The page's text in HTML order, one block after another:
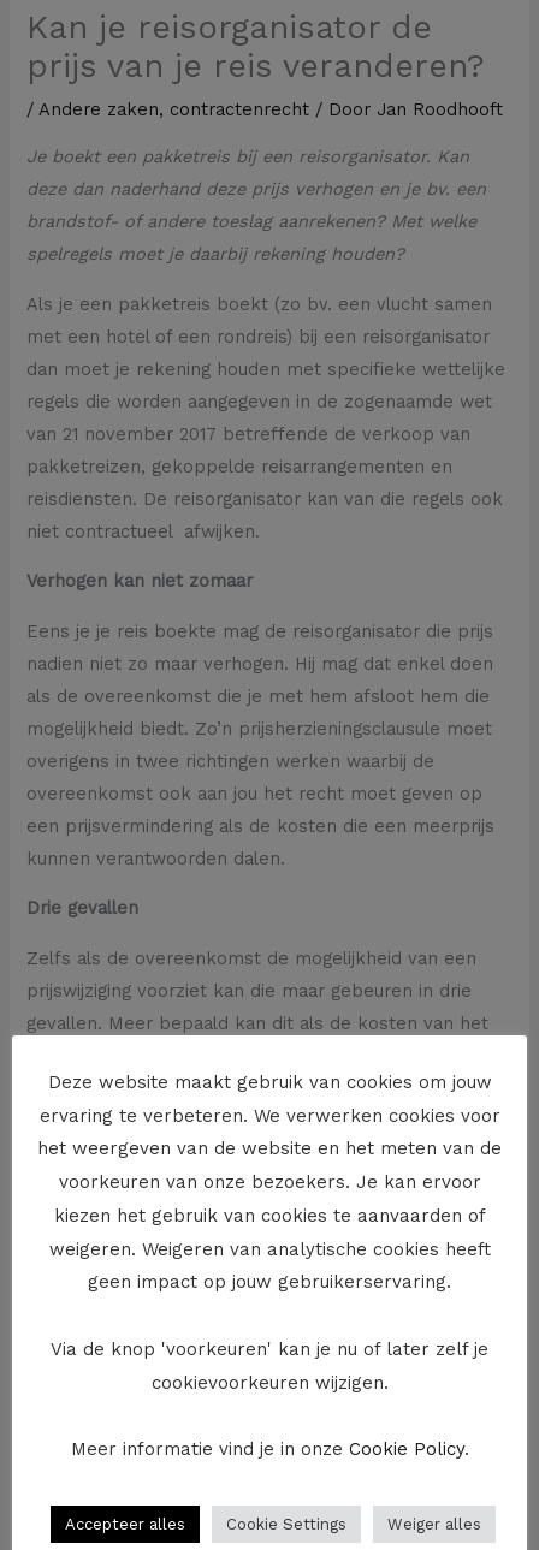
Kan je reisorganisator de
prijs van je reis veranderen?
/Andere zaken, contractenrecht / Door Jan Roodhooft
Je boekt een pakketreis bij een reisorganisator. Kan
deze dan naderhand deze prijs verhogen en je bv. een
brandstof- of andere toeslag aanrekenen? Met welke
spelregels moet je daarbij rekening houden?
Als je een pakketreis boekt (zo bv. een vlucht samen
met een hotel of een rondreis) bij een reisorganisator
dan moet je rekening houden met specifieke wettelijke
regels die worden aangegeven in de zogenaamde wet
van 21 november 2017 betreffende de verkoop van
pakketreizen, gekoppelde reisarrangementen en
reisdiensten. De reisorganisator kan van die regels ook
niet contractueel afwijken.
Verhogen kan niet zomaar
Eens je je reis boekte mag de reisorganisator die prijs
nadien niet zo maar verhogen. Hij mag dat enkel doen
als de overeenkomst die je met hem afsloot hem die
mogelijkheid biedt. Zo’n prijsherzieningsclausule moet
overigens in twee richtingen werken waarbij de
overeenkomst ook aan jou het recht moet geven op
een prijsvermindering als de kosten die een meerprijs
kunnen verantwoorden dalen.
Drie gevallen
Zelfs als de overeenkomst de mogelijkheid van een
prijswijziging voorziet kan die maar gebeuren in drie
gevallen. Meer bepaald kan dit als de kosten van het
brandstofprijs, als de belastingen die geheven worden
op je reis toenemen of als er een wijziging is in de
wisselkoersen die voor de reis van belang zijn.
De reisorganisator moet bij zo’n prijsverhoging een
motivering en berekening voor die prijsverhoging
% verhoogt heb je het recht om de overeenkomst op
te zeggen zonder een opzegvergoeding te moeten
pakketreis kiezen als die door de reisorganisator wordt
gelijkwaardige of hogere kwaliteit zijn.
Deze website maakt gebruik van cookies om jouw
ervaring te verbeteren. We verwerken cookies voor
het weergeven van de website en het meten van de
voorkeuren van onze bezoekers. Je kan ervoor
kiezen het gebruik van cookies te aanvaarden of
weigeren. Weigeren van analytische cookies heeft
geen impact op jouw gebruikerservaring.
Via de knop 'voorkeuren' kan je nu of later zelf je
cookievoorkeuren wijzigen.
Meer informatie vind je in onze Cookie Policy.
Accepteer alles Cookie Settings Weiger alles